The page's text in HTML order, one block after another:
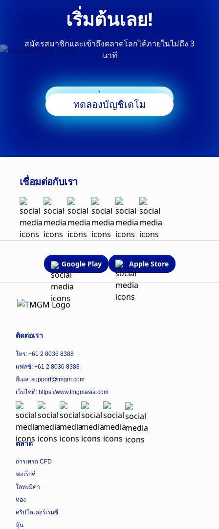
เริ่มต้นเลย!
สมัครสมาชิกและเข้าถึงตลาดโลกได้ภายในไม่ถึง 3
นาที
เริ่มเทรด
ทดลองบัญชีเดโม
เชื่อมต่อกับเรา
Google Play Apple Store
ติดต่อเรา
โทร: +61 2 8036 8388
แฟกซ์: +61 2 8036 8388
อีเมล: support@tmgm.com
เว็บไซต์: https://www.tmgmasia.com
ตลาด
การเทรด CFD
ฟอเร็กซ์
โลหะมีค่า
ทอง
คริปโตเคอร์เรนซี
หุ้น